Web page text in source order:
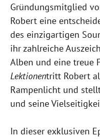
Gründungsmitglied
Robert eine
des einzigartigen
ihr zahlreiche
Alben und eine treue
Lektionentritt Robert
Rampenlicht und
und seine
In dieser exklusiven